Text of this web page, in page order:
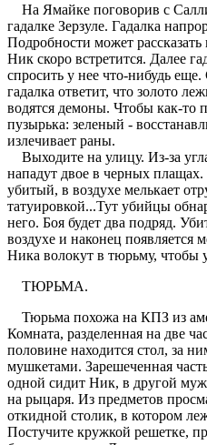
На Ямайке поговорив с
гадалке Зерзуле. Гадалка
Подробности может
Ник скоро встретится. Далее
спросить у нее что-нибудь
гадалка ответит, что золото
водятся демоны. Чтобы как-то
пузырька: зеленый -
излечивает раны.
Выходите на улицу. Из-за
нападут двое в черных
убитый, в воздухе мелькает
татуировкой...Тут убийцы
него. Боя будет два подряд.
воздухе и наконец появляется
Ника волокут в тюрьму, чтобы
ТЮРЬМА.
Тюрьма похожа на КПЗ из
Комната, разделенная на две
половине находится стол, за
мушкетами. Зарешеченная
одной сидит Ник, в другой
на рыцаря. Из предметов
откидной столик, в котором
Постучите кружкой решетке,